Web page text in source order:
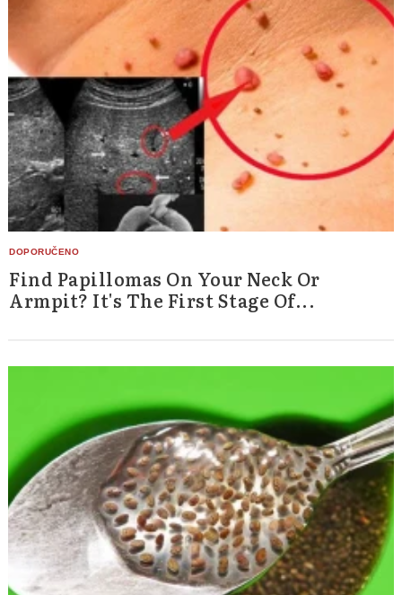
Find Papillomas On Your Neck Or
Armpit? It's The First Stage Of...